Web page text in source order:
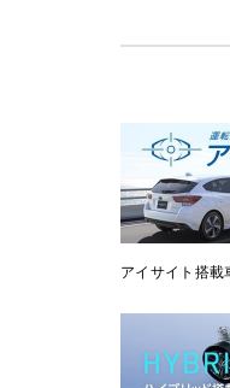
アイサイト搭載